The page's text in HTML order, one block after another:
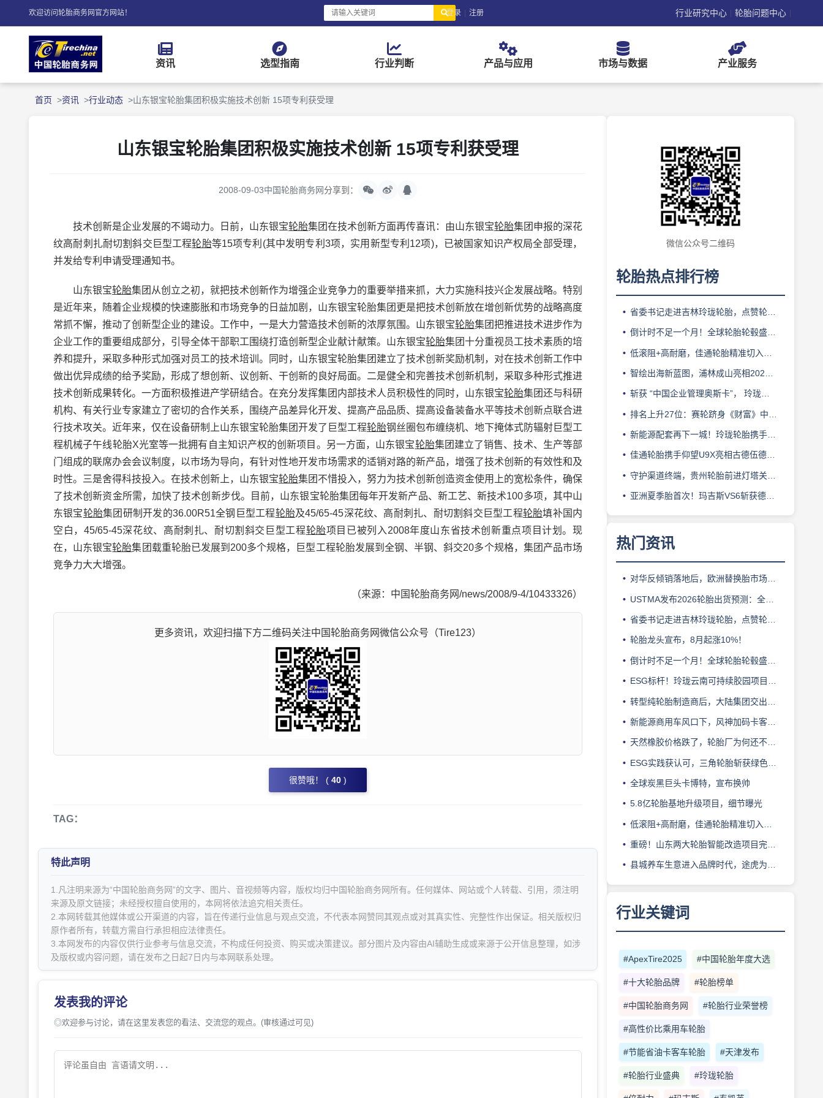
欢迎访问轮胎商务网官方网站！ 登录 | 注册 行业研究中心 | 轮胎问题中心 |
资讯 选型指南 行业判断 产品与应用 市场与数据 产业服务
首页 资讯 行业动态 山东银宝轮胎集团积极实施技术创新 15项专利获受理
山东银宝轮胎集团积极实施技术创新 15项专利获受理
2008-09-03中国轮胎商务网分享到：
技术创新是企业发展的不竭动力。日前，山东银宝轮胎集团在技术创新方面再传喜讯：由山东银宝轮胎集团申报的深花
纹高耐刺扎耐切割斜交巨型工程轮胎等15项专利(其中发明专利3项，实用新型专利12项)，已被国家知识产权局全部受理，
并发给专利申请受理通知书。
山东银宝轮胎集团从创立之初，就把技术创新作为增强企业竞争力的重要举措来抓，大力实施科技兴企发展战略。特别
是近年来，随着企业规模的快速膨胀和市场竞争的日益加剧，山东银宝轮胎集团更是把技术创新放在增创新优势的战略高度
常抓不懈，推动了创新型企业的建设。工作中，一是大力营造技术创新的浓厚氛围。山东银宝轮胎集团把推进技术进步作为
企业工作的重要组成部分，引导全体干部职工围绕打造创新型企业献计献策。山东银宝轮胎集团十分重视员工技术素质的培
养和提升，采取多种形式加强对员工的技术培训。同时，山东银宝轮胎集团建立了技术创新奖励机制，对在技术创新工作中
做出优异成绩的给予奖励，形成了想创新、议创新、干创新的良好局面。二是健全和完善技术创新机制，采取多种形式推进
技术创新成果转化。一方面积极推进产学研结合。在充分发挥集团内部技术人员积极性的同时，山东银宝轮胎集团还与科研
机构、有关行业专家建立了密切的合作关系，围绕产品差异化开发、提高产品品质、提高设备装备水平等技术创新点联合进
行技术攻关。近年来，仅在设备研制上山东银宝轮胎集团开发了巨型工程轮胎钢丝圈包布缠绕机、地下掩体式防辐射巨型工
程机械子午线轮胎X光室等一批拥有自主知识产权的创新项目。另一方面，山东银宝轮胎集团建立了销售、技术、生产等部
门组成的联席办会会议制度，以市场为导向，有针对性地开发市场需求的适销对路的新产品，增强了技术创新的有效性和及
时性。三是舍得科技投入。在技术创新上，山东银宝轮胎集团不惜投入，努力为技术创新创造资金使用上的宽松条件，确保
了技术创新资金所需，加快了技术创新步伐。目前，山东银宝轮胎集团每年开发新产品、新工艺、新技术100多项，其中山
东银宝轮胎集团研制开发的36.00R51全钢巨型工程轮胎及45/65-45深花纹、高耐刺扎、耐切割斜交巨型工程轮胎填补国内
空白，45/65-45深花纹、高耐刺扎、耐切割斜交巨型工程轮胎项目已被列入2008年度山东省技术创新重点项目计划。现
在，山东银宝轮胎集团载重轮胎已发展到200多个规格，巨型工程轮胎发展到全钢、半钢、斜交20多个规格，集团产品市场
竞争力大大增强。
（来源：中国轮胎商务网/news/2008/9-4/10433326）
更多资讯，欢迎扫描下方二维码关注中国轮胎商务网微信公众号（Tire123）
很赞哦！ ( 40 )
TAG：
特此声明
1.凡注明来源为“中国轮胎商务网”的文字、图片、音视频等内容，版权均归中国轮胎商务网所有。任何媒体、网站或个人转载、引用，须注明
来源及原文链接；未经授权擅自使用的，本网将依法追究相关责任。
2.本网转载其他媒体或公开渠道的内容，旨在传递行业信息与观点交流，不代表本网赞同其观点或对其真实性、完整性作出保证。相关版权归
原作者所有，转载方需自行承担相应法律责任。
3.本网发布的内容仅供行业参考与信息交流，不构成任何投资、购买或决策建议。部分图片及内容由AI辅助生成或来源于公开信息整理，如涉
及版权或内容问题，请在发布之日起7日内与本网联系处理。
发表我的评论
◎欢迎参与讨论，请在这里发表您的看法、交流您的观点。(审核通过可见)
微信公众号二维码
轮胎热点排行榜
省委书记走进吉林玲珑轮胎，点赞轮胎智造标杆
倒计时不足一个月！全球轮胎轮毂盛会即将登陆上海！
低滚阻+高耐磨，佳通轮胎精准切入新能源轻卡赛道
智绘出海新蓝图，浦林成山亮相2026泰中合作博览会
斩获 “中国企业管理奥斯卡”， 玲珑轮胎蝉联 BMC 大奖
排名上升27位：赛轮跻身《财富》中国500强背后的增长逻辑
新能源配套再下一城！玲珑轮胎携手小鹏L03全球上市
佳通轮胎携手仰望U9X亮相古德伍德，以轮胎科技挑战性能边界
守护渠道终端，贵州轮胎前进灯塔关爱基金驰援长春受灾门店
亚洲夏季胎首次！玛吉斯VS6斩获德国TÜV SÜD高阶认证
热门资讯
对华反倾销落地后，欧洲替换胎市场迎来拐点
USTMA发布2026轮胎出货预测：全年3.303 亿条
省委书记走进吉林玲珑轮胎，点赞轮胎智造标杆
轮胎龙头宣布，8月起涨10%！
倒计时不足一个月！全球轮胎轮毂盛会即将登陆上海！
ESG标杆！玲珑云南可持续胶园项目获评最佳实践
转型纯轮胎制造商后，大陆集团交出亮眼业绩
新能源商用车风口下，风神加码卡客车胎产能
天然橡胶价格跌了，轮胎厂为何还不敢“松口气”？
ESG实践获认可，三角轮胎斩获绿色发展典范企业奖
全球炭黑巨头卡博特，宣布换帅
5.8亿轮胎基地升级项目，细节曝光
低滚阻+高耐磨，佳通轮胎精准切入新能源轻卡赛道
重磅！山东两大轮胎智能改造项目完成备案
县城养车生意进入品牌时代，途虎为何此时加码“万镇万店”？
行业关键词
#ApexTire2025 #中国轮胎年度大选
#十大轮胎品牌 #轮胎榜单
#中国轮胎商务网 #轮胎行业荣誉榜
#高性价比乘用车轮胎
#节能省油卡客车轮胎 #天津发布
#轮胎行业盛典 #玲珑轮胎